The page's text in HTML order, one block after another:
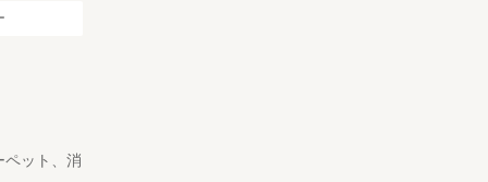
ット、消